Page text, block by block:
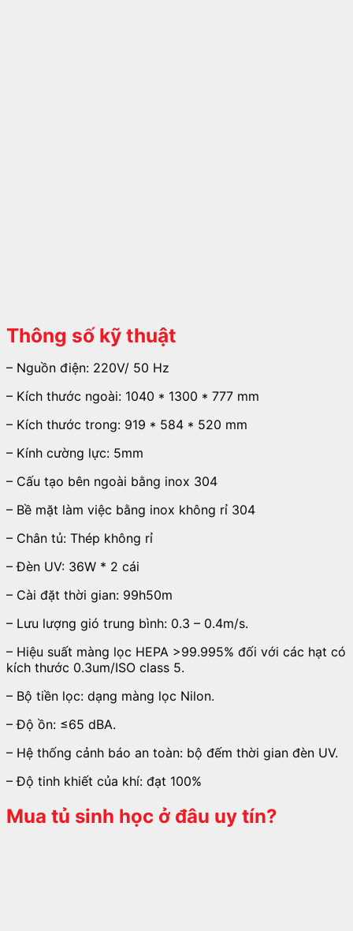
Thông số kỹ thuật
– Nguồn điện: 220V/ 50 Hz
– Kích thước ngoài: 1040 * 1300 * 777 mm
– Kích thước trong: 919 * 584 * 520 mm
– Kính cường lực: 5mm
– Cấu tạo bên ngoài bằng inox 304
– Bề mặt làm việc bằng inox không rỉ 304
– Chân tủ: Thép không rỉ
– Đèn UV: 36W * 2 cái
– Cài đặt thời gian: 99h50m
– Lưu lượng gió trung bình: 0.3 – 0.4m/s.
– Hiệu suất màng lọc HEPA >99.995% đối với các hạt có
kích thước 0.3um/ISO class 5.
– Bộ tiền lọc: dạng màng lọc Nilon.
– Độ ồn: ≤65 dBA.
– Hệ thống cảnh báo an toàn: bộ đếm thời gian đèn UV.
– Độ tinh khiết của khí: đạt 100%
Mua tủ sinh học ở đâu uy tín?